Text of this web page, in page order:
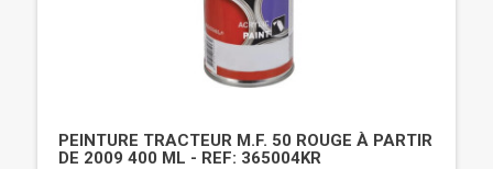
PEINTURE TRACTEUR M.F. 50 ROUGE À PARTIR
DE 2009 400 ML - REF: 365004KR